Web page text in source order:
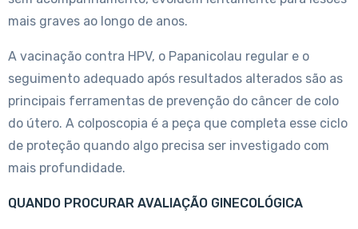
mais graves ao longo de anos.
A vacinação contra HPV, o Papanicolau regular e o
seguimento adequado após resultados alterados são as
principais ferramentas de prevenção do câncer de colo
do útero. A colposcopia é a peça que completa esse ciclo
de proteção quando algo precisa ser investigado com
mais profundidade.
QUANDO PROCURAR AVALIAÇÃO GINECOLÓGICA